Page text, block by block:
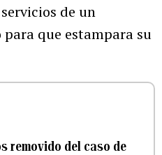
de un
que estampara su
removido del caso de